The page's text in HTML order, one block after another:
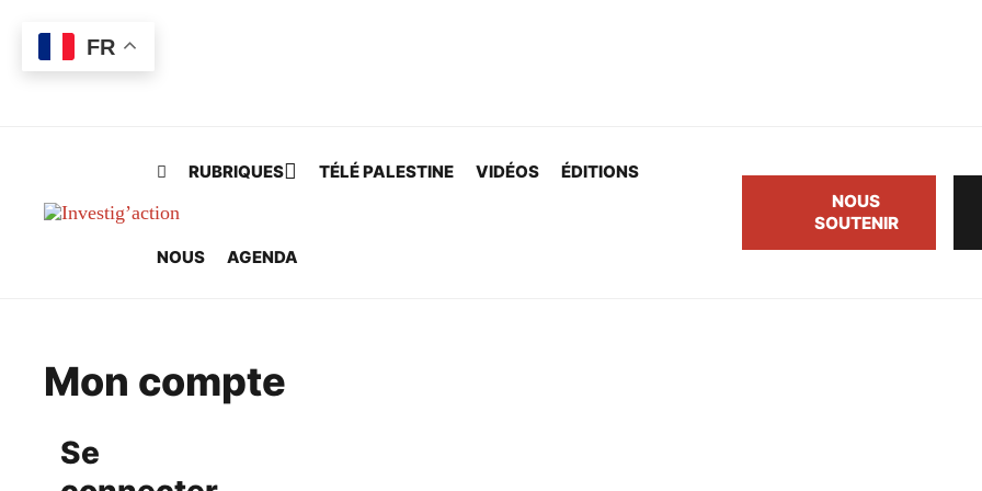
RUBRIQUES TÉLÉ PALESTINE VIDÉOS ÉDITIONS
NOUS AGENDA
NOUS
SOUTENIR
Mon compte
Se
FR